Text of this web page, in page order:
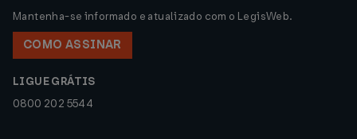
Mantenha-se informado e atualizado com o LegisWeb.
COMO ASSINAR
LIGUE GRÁTIS
0800 202 5544